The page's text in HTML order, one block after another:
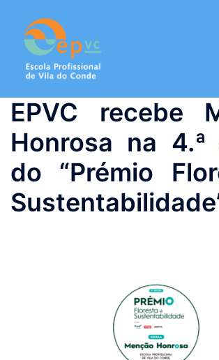
conteúdo
EPVC recebe
Honrosa na 4.ª
do “Prémio